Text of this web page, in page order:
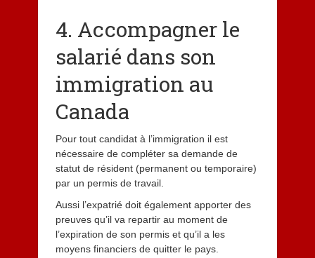
4. Accompagner le
salarié dans son
immigration au
Canada
Pour tout candidat à l’immigration il est
nécessaire de compléter sa demande de
statut de résident (permanent ou temporaire)
par un permis de travail.
Aussi l’expatrié doit également apporter des
preuves qu’il va repartir au moment de
l’expiration de son permis et qu’il a les
moyens financiers de quitter le pays.